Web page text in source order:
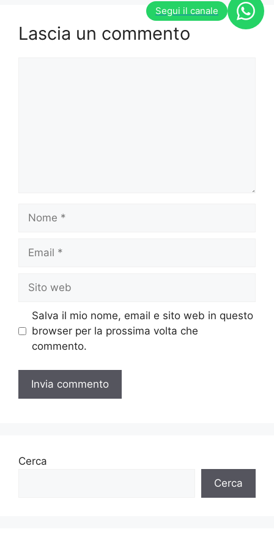
Lascia un commento
Nome
Email
Sito
web
Salva il mio nome, email e sito web in questo
browser per la prossima volta che
commento.
Cerca
Cerca
Segui il canale